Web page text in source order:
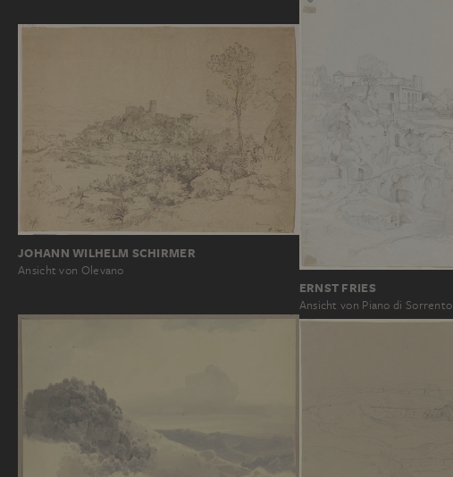
JOHANN WILHELM SCHIRMER
Ansicht von Olevano
ERNST FRIES
Ansicht von Piano di Sorrento